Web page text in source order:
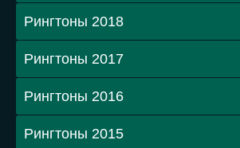
Рингтоны 2018
Рингтоны 2017
Рингтоны 2016
Рингтоны 2015